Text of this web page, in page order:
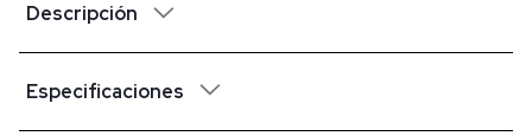
Descripción
Especificaciones